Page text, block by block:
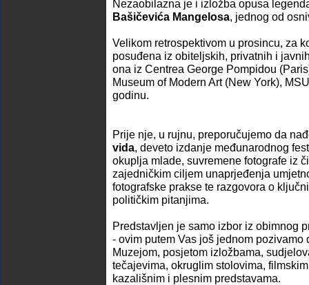
Nezaobilazna je i izložba opusa
Bašičevića Mangelosa, jednog od
Velikom retrospektivom u prosincu, za
posuđena iz obiteljskih, privatnih i
ona iz Centrea George Pompidou
Museum of Modern Art (New York),
godinu.
Prije nje, u rujnu, preporučujemo da
vida, deveto izdanje međunarodnog
okuplja mlade, suvremene fotografe iz
zajedničkim ciljem unaprjeđenja
fotografske prakse te razgovora o
političkim pitanjima.
Predstavljen je samo izbor iz obimnog
- ovim putem Vas još jednom pozivamo
Muzejom, posjetom izložbama,
tečajevima, okruglim stolovima,
kazališnim i plesnim predstavama.